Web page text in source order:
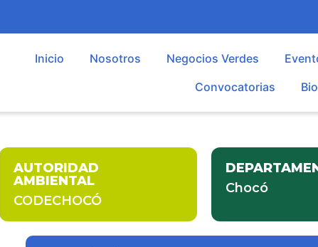
Inicio Nosotros Negocios Verdes
Convocatorias
AUTORIDAD
AMBIENTAL
CODECHOCÓ
Chocó